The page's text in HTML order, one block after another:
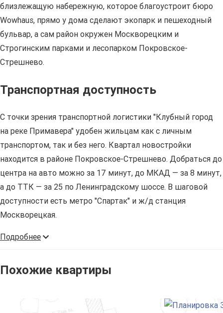
близлежащую набережную, которое благоустроит бюро
Wowhaus, прямо у дома сделают экопарк и пешеходный
бульвар, а сам район окружен Москворецким и
Строгинским парками и лесопарком Покровское-
Стрешнево.
Транспортная доступность
С точки зрения транспортной логистики "Клубный город
на реке Примавера" удобен жильцам как с личным
транспортом, так и без него. Квартал новостройки
находится в районе Покровское-Стрешнево. Добраться до
центра на авто можно за 17 минут, до МКАД — за 8 минут,
а до ТТК — за 25 по Ленинградскому шоссе. В шаговой
доступности есть метро "Спартак" и ж/д станция
Москворецкая.
Подробнее
Похожие квартиры